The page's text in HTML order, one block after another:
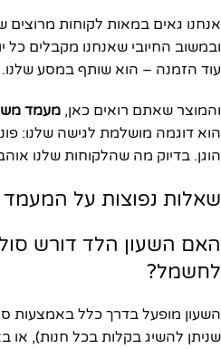
אנחנו גאים במאות לקוחות מרוצים
ובמשוב החיובי שאנחנו מקבלים כל
עוד הזמנה – הוא שותף במסע שלנו.
והמוצר שאתם רואים כאן, מעמד
הוא דוגמה מושלמת לגישה שלנו:
הוגן. בדיוק מה שהלקוחות שלנו
שאלות נפוצות על
האם השעון הלד דורש
לחשמל?
השעון מופעל בדרך כלל באמצעות